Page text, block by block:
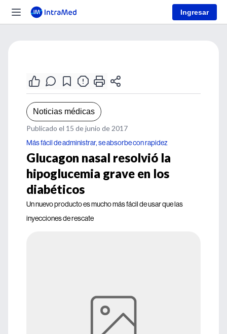
Ingresar
Noticias médicas
Publicado el 15 de junio de 2017
Más fácil de administrar, se absorbe con rapidez
Glucagon nasal resolvió la
hipoglucemia grave en los
diabéticos
Un nuevo producto es mucho más fácil de usar que las
inyecciones de rescate